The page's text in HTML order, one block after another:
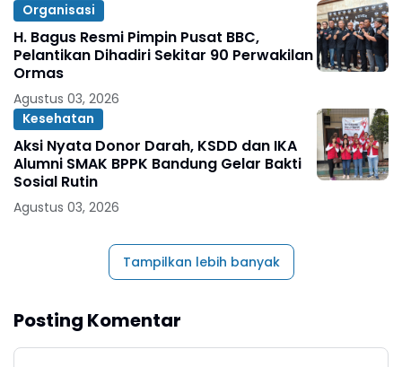
Organisasi
H. Bagus Resmi Pimpin Pusat BBC,
Pelantikan Dihadiri Sekitar 90 Perwakilan
Ormas
Agustus 03, 2026
Kesehatan
Aksi Nyata Donor Darah, KSDD dan IKA
Alumni SMAK BPPK Bandung Gelar Bakti
Sosial Rutin
Agustus 03, 2026
Tampilkan lebih banyak
Posting Komentar